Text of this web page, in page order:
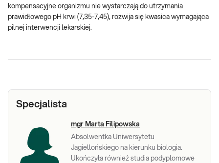
kompensacyjne organizmu nie wystarczają do utrzymania
prawidłowego pH krwi (7,35-7,45), rozwija się kwasica wymagająca
pilnej interwencji lekarskiej.
Specjalista
mgr Marta Filipowska
Absolwentka Uniwersytetu
Jagiellońskiego na kierunku biologia.
Ukończyła również studia podyplomowe